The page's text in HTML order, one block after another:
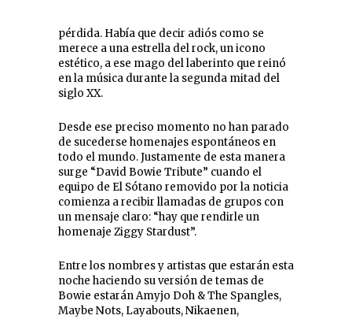
pérdida. Había que decir adiós como se
merece a una estrella del rock, un icono
estético, a ese mago del laberinto que reinó
en la música durante la segunda mitad del
siglo XX.
Desde ese preciso momento no han parado
de sucederse homenajes espontáneos en
todo el mundo. Justamente de esta manera
surge “David Bowie Tribute” cuando el
equipo de El Sótano removido por la noticia
comienza a recibir llamadas de grupos con
un mensaje claro: “hay que rendirle un
homenaje Ziggy Stardust”.
Entre los nombres y artistas que estarán esta
noche haciendo su versión de temas de
Bowie estarán Amyjo Doh & The Spangles,
Maybe Nots, Layabouts, Nikaenen,